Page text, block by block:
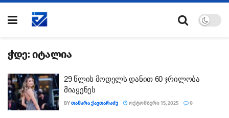
ჭდე:იტალია
29 წლის მოდელს დანით 60 ჯრილობა
მიაყენეს
BYᲗᲐᲛᲐᲠᲐ ᲥᲐᲕᲗᲐᲠᲐᲫᲔ ᲝᲥᲢᲝᲛᲑᲔᲠᲘ 15, 2025 0